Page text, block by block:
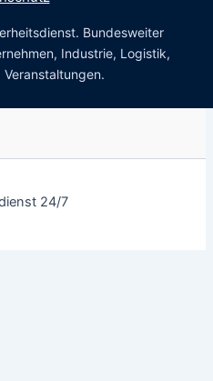
Bundesweiter
Industrie, Logistik,
Veranstaltungen.
24/7